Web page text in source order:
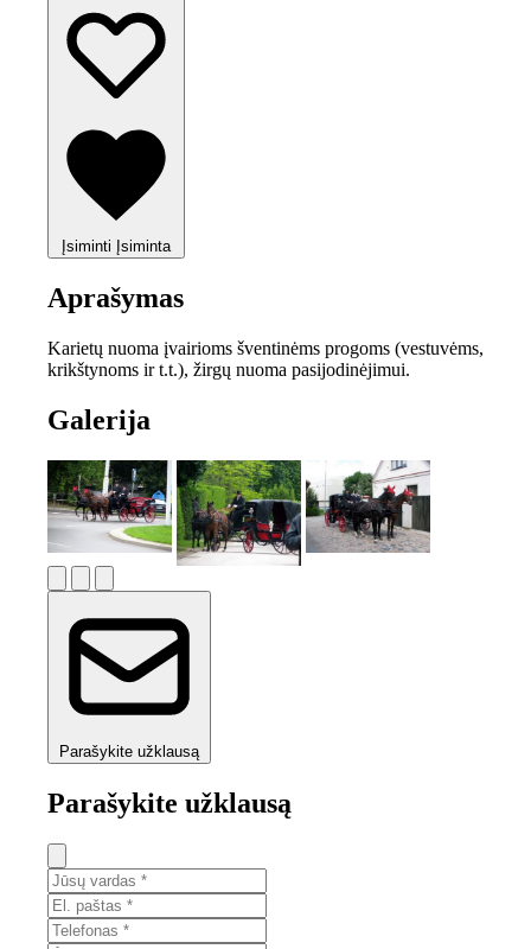
Įsiminti Įsiminta
Aprašymas
Karietų nuoma įvairioms šventinėms progoms (vestuvėms,
krikštynoms ir t.t.), žirgų nuoma pasijodinėjimui.
Galerija
Parašykite užklausą
Parašykite užklausą